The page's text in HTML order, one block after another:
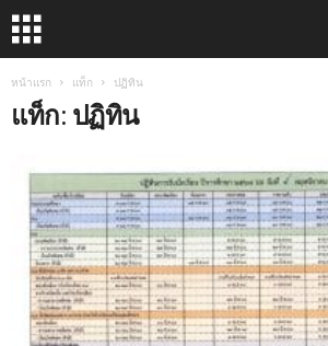
หน้าแรก แท็ก ปฏิทิน
แท็ก: ปฏิทิน